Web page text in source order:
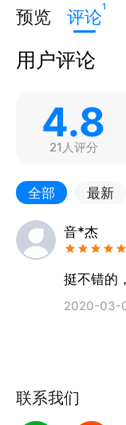
预览 评论1
用户评论
4.8
21人评分
全部 最新
音*杰
挺不错的
2020-03-
联系我们